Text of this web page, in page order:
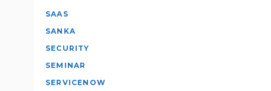
SAAS
SANKA
SECURITY
SEMINAR
SERVICENOW